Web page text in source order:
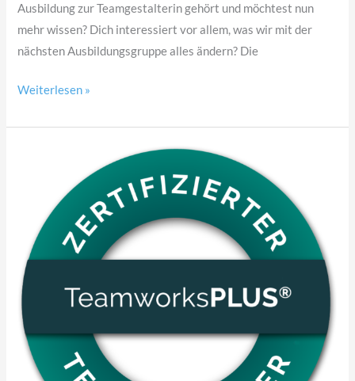
Ausbildung zur Teamgestalterin gehört und möchtest nun
mehr wissen? Dich interessiert vor allem, was wir mit der
nächsten Ausbildungsgruppe alles ändern? Die
Weiterlesen »
Informations
22.04.2026